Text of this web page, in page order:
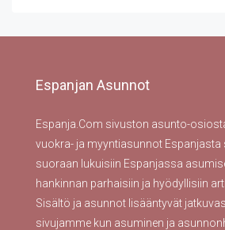
Espanjan Asunnot
Espanja.Com sivuston asunto-
vuokra- ja myyntiasunnot Espanjasta
suoraan lukuisiin Espanjassa
hankinnan parhaisiin ja hyödyllisiin
Sisältö ja asunnot lisääntyvät
sivujamme kun asuminen ja